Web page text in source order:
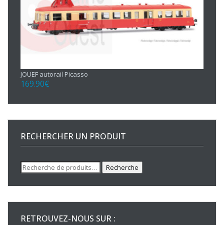
JOUEF autorail Picasso
169.90€
RECHERCHER UN PRODUIT
Recherche
pour :
Recherche
RETROUVEZ-NOUS SUR :